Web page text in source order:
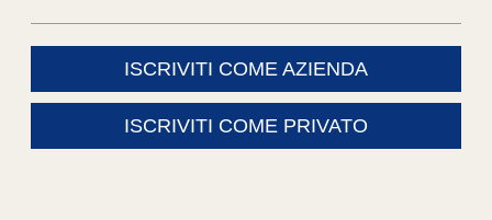
ISCRIVITI COME AZIENDA
ISCRIVITI COME PRIVATO